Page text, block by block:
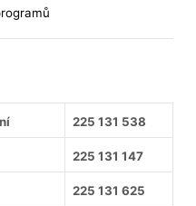
225 131 538
225 131 147
225 131 625